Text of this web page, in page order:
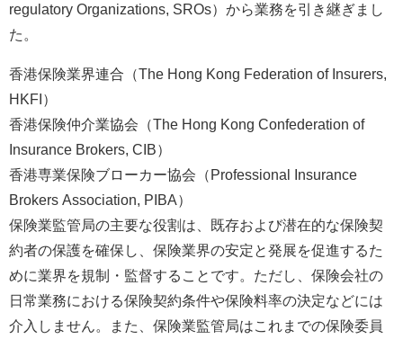
regulatory Organizations, SROs）から業務を引き継ぎまし
た。
香港保険業界連合（The Hong Kong Federation of Insurers,
HKFI）
香港保険仲介業協会（The Hong Kong Confederation of
Insurance Brokers, CIB）
香港専業保険ブローカー協会（Professional Insurance
Brokers Association, PIBA）
保険業監管局の主要な役割は、既存および潜在的な保険契
約者の保護を確保し、保険業界の安定と発展を促進するた
めに業界を規制・監督することです。ただし、保険会社の
日常業務における保険契約条件や保険料率の決定などには
介入しません。また、保険業監管局はこれまでの保険委員